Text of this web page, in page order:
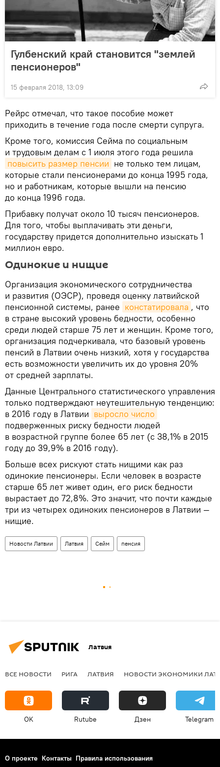
Гулбенский край становится "землей
пенсионеров"
15 февраля 2018, 13:09
Рейрс отмечал, что такое пособие может
приходить в течение года после смерти супруга.
Кроме того, комиссия Сейма по социальным
и трудовым делам с 1 июля этого года решила
повысить размер пенсии не только тем лицам,
которые стали пенсионерами до конца 1995 года,
но и работникам, которые вышли на пенсию
до конца 1996 года.
Прибавку получат около 10 тысяч пенсионеров.
Для того, чтобы выплачивать эти деньги,
государству придется дополнительно изыскать 1
миллион евро.
Одинокие и нищие
Организация экономического сотрудничества
и развития (ОЭСР), проведя оценку латвийской
пенсионной системы, ранее констатировала , что
в стране высокий уровень бедности, особенно
среди людей старше 75 лет и женщин. Кроме того,
организация подчеркивала, что базовый уровень
пенсий в Латвии очень низкий, хотя у государства
есть возможности увеличить их до уровня 20%
от средней зарплаты.
Данные Центрального статистического управления
только подтверждают неутешительную тенденцию:
в 2016 году в Латвии выросло число
подверженных риску бедности людей
в возрастной группе более 65 лет (с 38,1% в 2015
году до 39,9% в 2016 году).
Больше всех рискуют стать нищими как раз
одинокие пенсионеры. Если человек в возрасте
старше 65 лет живет один, его риск бедности
вырастает до 72,8%. Это значит, что почти каждые
три из четырех одиноких пенсионеров в Латвии —
нищие.
Новости Латвии Латвия Сейм пенсия
Латвия
ВСЕ НОВОСТИ РИГА ЛАТВИЯ НОВОСТИ ЭКОНОМИКИ
OK Rutube Дзен Telegram
О проекте Контакты Правила использования